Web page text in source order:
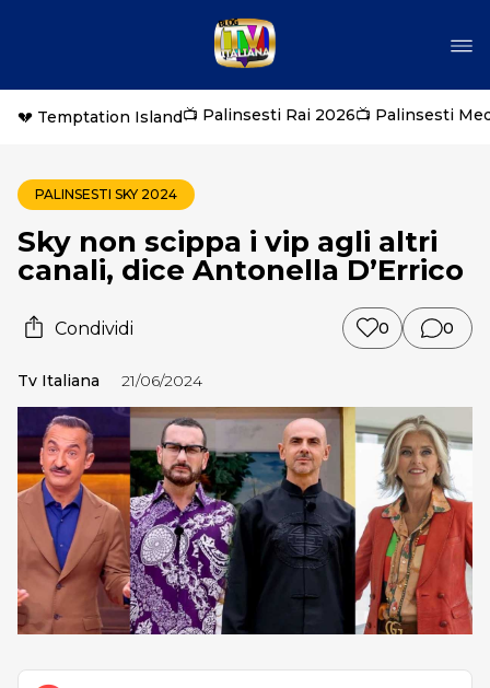
💔 Temptation Island📺 Palinsesti Rai 2026📺 Palinsesti
PALINSESTI SKY 2024
Sky non scippa i vip agli altri
canali, dice Antonella D’Errico
Condividi 0 0
Tv Italiana 21/06/2024